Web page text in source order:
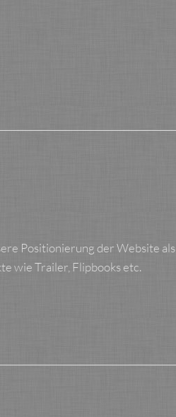
Positionierung der Website als
wie Trailer, Flipbooks etc.